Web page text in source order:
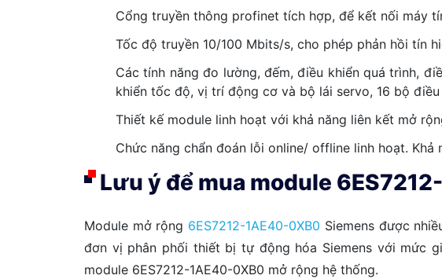
Cổng truyền thông profinet tích hợp, để kết nối máy
Tốc độ truyền 10/100 Mbits/s, cho phép phản hồi tín
Các tính năng đo lường, đếm, điều khiển quá trình,
khiển tốc độ, vị trí động cơ và bộ lái servo, 16 bộ
Thiết kế module linh hoạt với khả năng liên kết mở
Chức năng chẩn đoán lỗi online/ offline linh hoạt.
Lưu ý để mua module
Module mở rộng 6ES7212-1AE40-0XB0 Siemens được
đơn vị phân phối thiết bị tự động hóa Siemens với mức
module 6ES7212-1AE40-0XB0 mở rộng hệ thống.